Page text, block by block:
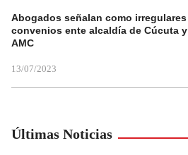
Abogados señalan como irregulares
convenios ente alcaldía de Cúcuta y
AMC
13/07/2023
Últimas Noticias